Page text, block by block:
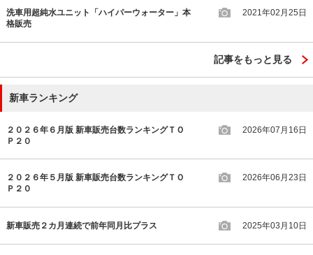
洗車用超純水ユニット「ハイパーウォーター」本
格販売
2021年02月25日
記事をもっと見る
新車ランキング
２０２６年６月版 新車販売台数ランキングＴＯ
Ｐ２０
2026年07月16日
２０２６年５月版 新車販売台数ランキングＴＯ
Ｐ２０
2026年06月23日
新車販売２カ月連続で前年同月比プラス 2025年03月10日